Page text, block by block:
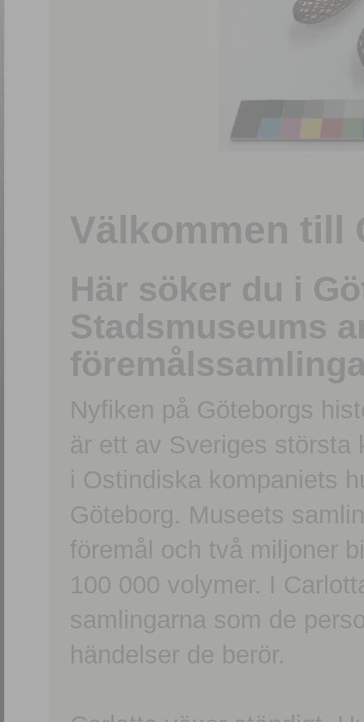
Välkommen till
Här söker du i
Stadsmuseums
Nyfiken på Göteborgs
är ett av Sveriges största
i Ostindiska kompaniets
Göteborg. Museets
föremål och två miljoner
100 000 volymer. I
samlingarna som de
händelser de berör.